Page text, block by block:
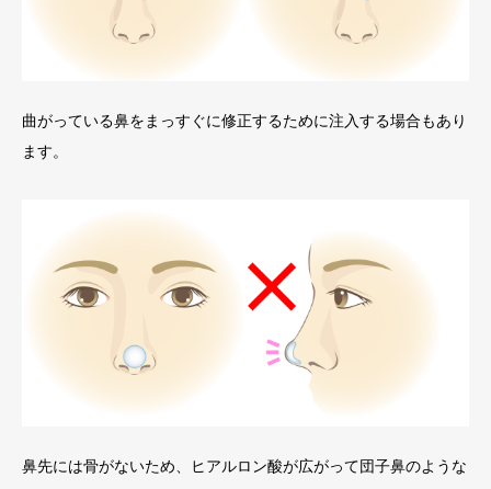
曲がっている鼻をまっすぐに修正するために注入する場合もあり
ます。
鼻先には骨がないため、ヒアルロン酸が広がって団子鼻のような